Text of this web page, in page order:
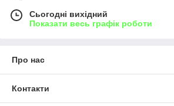
Сьогодні вихідний
Показати весь графік роботи
Про нас
Контакти